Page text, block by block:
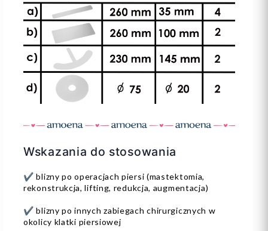
Wskazania do stosowania
✔️ blizny po operacjach piersi (mastektomia,
rekonstrukcja, lifting, redukcja, augmentacja)
✔️ blizny po innych zabiegach chirurgicznych w
okolicy klatki piersiowej